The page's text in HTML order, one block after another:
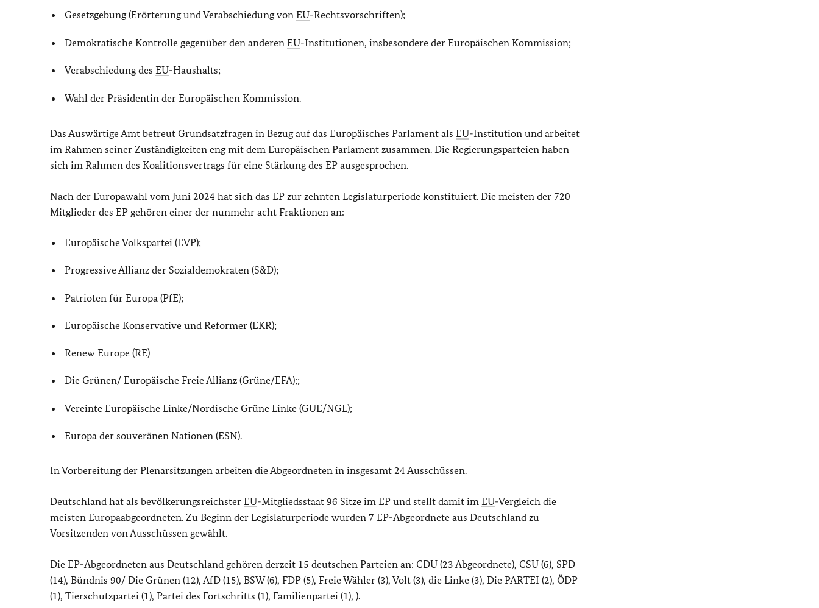
Gesetzgebung (Erörterung und Verabschiedung von EU-Rechtsvorschriften);
Demokratische Kontrolle gegenüber den anderen EU-Institutionen, insbesondere der Europäischen Kommission;
Verabschiedung des EU-Haushalts;
Wahl der Präsidentin der Europäischen Kommission.
Das Auswärtige Amt betreut Grundsatzfragen in Bezug auf das Europäisches Parlament als EU-Institution und arbeitet
im Rahmen seiner Zuständigkeiten eng mit dem Europäischen Parlament zusammen. Die Regierungsparteien haben
sich im Rahmen des Koalitionsvertrags für eine Stärkung des EP ausgesprochen.
Nach der Europawahl vom Juni 2024 hat sich das EP zur zehnten Legislaturperiode konstituiert. Die meisten der 720
Mitglieder des EP gehören einer der nunmehr acht Fraktionen an:
Europäische Volkspartei (EVP);
Progressive Allianz der Sozialdemokraten (S&D);
Patrioten für Europa (PfE);
Europäische Konservative und Reformer (EKR);
Renew Europe (RE)
Die Grünen/ Europäische Freie Allianz (Grüne/EFA);;
Vereinte Europäische Linke/Nordische Grüne Linke (GUE/NGL);
Europa der souveränen Nationen (ESN).
In Vorbereitung der Plenarsitzungen arbeiten die Abgeordneten in insgesamt 24 Ausschüssen.
Deutschland hat als bevölkerungsreichster EU-Mitgliedsstaat 96 Sitze im EP und stellt damit im EU-Vergleich die
meisten Europaabgeordneten. Zu Beginn der Legislaturperiode wurden 7 EP-Abgeordnete aus Deutschland zu
Vorsitzenden von Ausschüssen gewählt.
Die EP-Abgeordneten aus Deutschland gehören derzeit 15 deutschen Parteien an: CDU (23 Abgeordnete), CSU (6), SPD
(14), Bündnis 90/ Die Grünen (12), AfD (15), BSW (6), FDP (5), Freie Wähler (3), Volt (3), die Linke (3), Die PARTEI (2), ÖDP
(1), Tierschutzpartei (1), Partei des Fortschritts (1), Familienpartei (1), ).